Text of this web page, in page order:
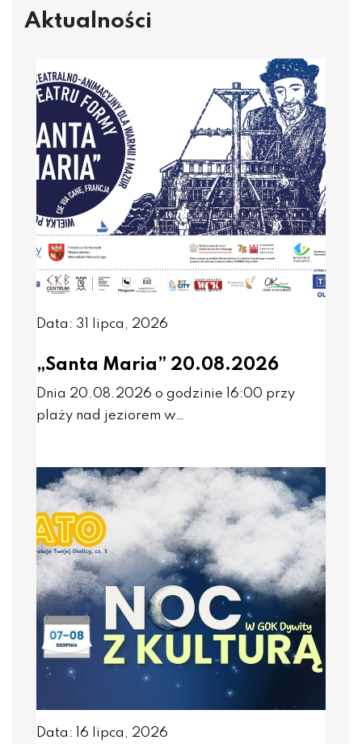
Aktualności
Data: 31 lipca, 2026
„Santa Maria” 20.08.2026
Dnia 20.08.2026 o godzinie 16:00 przy
plaży nad jeziorem w…
Data: 16 lipca, 2026